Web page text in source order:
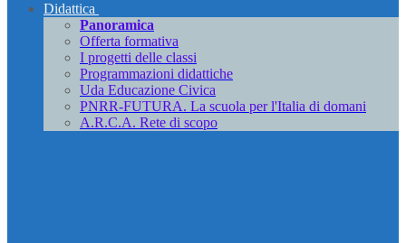
Didattica
Panoramica
Offerta formativa
I progetti delle classi
Programmazioni didattiche
Uda Educazione Civica
PNRR-FUTURA. La scuola per l'Italia di domani
A.R.C.A. Rete di scopo